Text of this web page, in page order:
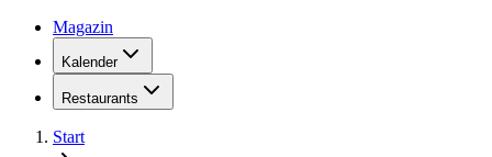
Magazin
Kalender
Restaurants
Start